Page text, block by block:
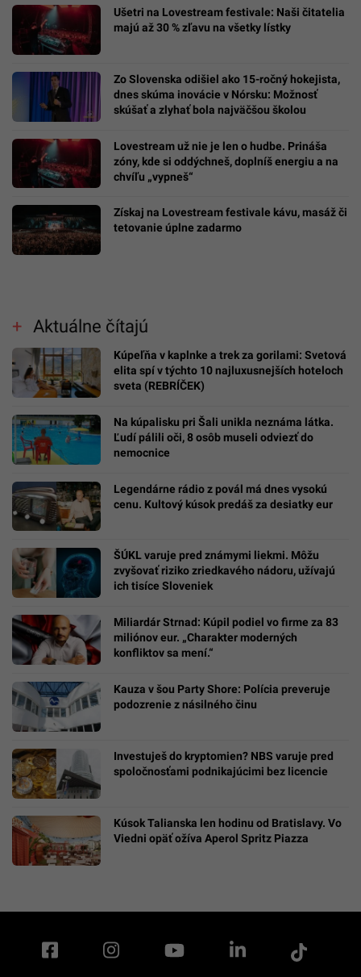
Ušetri na Lovestream festivale: Naši čitatelia
majú až 30 % zľavu na všetky lístky
Zo Slovenska odišiel ako 15-ročný hokejista,
dnes skúma inovácie v Nórsku: Možnosť
skúšať a zlyhať bola najväčšou školou
Lovestream už nie je len o hudbe. Prináša
zóny, kde si oddýchneš, doplníš energiu a na
chvíľu „vypneš“
Získaj na Lovestream festivale kávu, masáž či
tetovanie úplne zadarmo
Aktuálne čítajú
Kúpeľňa v kaplnke a trek za gorilami: Svetová
elita spí v týchto 10 najluxusnejších hoteloch
sveta (REBRÍČEK)
Na kúpalisku pri Šali unikla neznáma látka.
Ľudí pálili oči, 8 osôb museli odviezť do
nemocnice
Legendárne rádio z povál má dnes vysokú
cenu. Kultový kúsok predáš za desiatky eur
ŠÚKL varuje pred známymi liekmi. Môžu
zvyšovať riziko zriedkavého nádoru, užívajú
ich tisíce Sloveniek
Miliardár Strnad: Kúpil podiel vo firme za 83
miliónov eur. „Charakter moderných
konfliktov sa mení.“
Kauza v šou Party Shore: Polícia preveruje
podozrenie z násilného činu
Investuješ do kryptomien? NBS varuje pred
spoločnosťami podnikajúcimi bez licencie
Kúsok Talianska len hodinu od Bratislavy. Vo
Viedni opäť ožíva Aperol Spritz Piazza